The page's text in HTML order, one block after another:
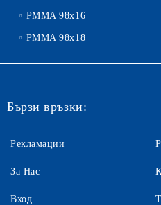
PMMA 98x16
PMMA 98x18
Бързи връзки:
Рекламации
За Нас
Вход